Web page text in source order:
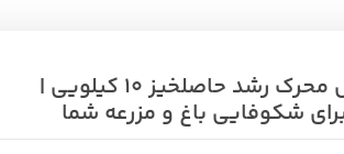
کود گرانول محرک رشد حاصلخیز 10 کیلویی |
شکوفایی باغ و مزرعه شما